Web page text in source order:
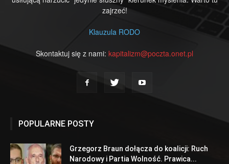
zajrzeć!
Klauzula RODO
Skontaktuj się z nami: kapitalizm@poczta.onet.pl
POPULARNE POSTY
Grzegorz Braun dołącza do koalicji: Ruch
Narodowy i Partia Wolność. Prawica...